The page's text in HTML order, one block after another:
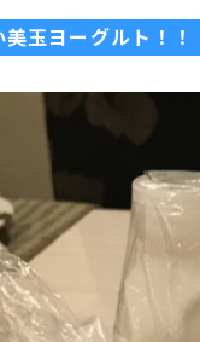
美玉ヨーグルト！！